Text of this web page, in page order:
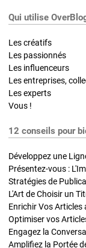
Qui utilise
Les créatifs
Les passionnés
Les influenceurs
Les entreprises,
Les experts
Vous !
12 conseils pour
Développez une
Présentez-vous :
L'Art de Choisir un
Optimiser vos
Engagez la
Amplifiez la Portée